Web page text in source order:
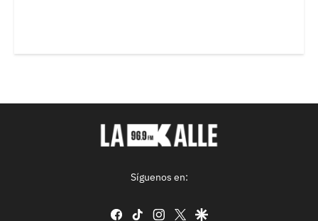
Síguenos en:
facebook
tiktok instagram
twittergoogle